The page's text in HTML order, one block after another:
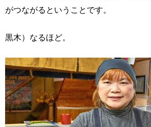
がつながるということです。
黒木）なるほど。